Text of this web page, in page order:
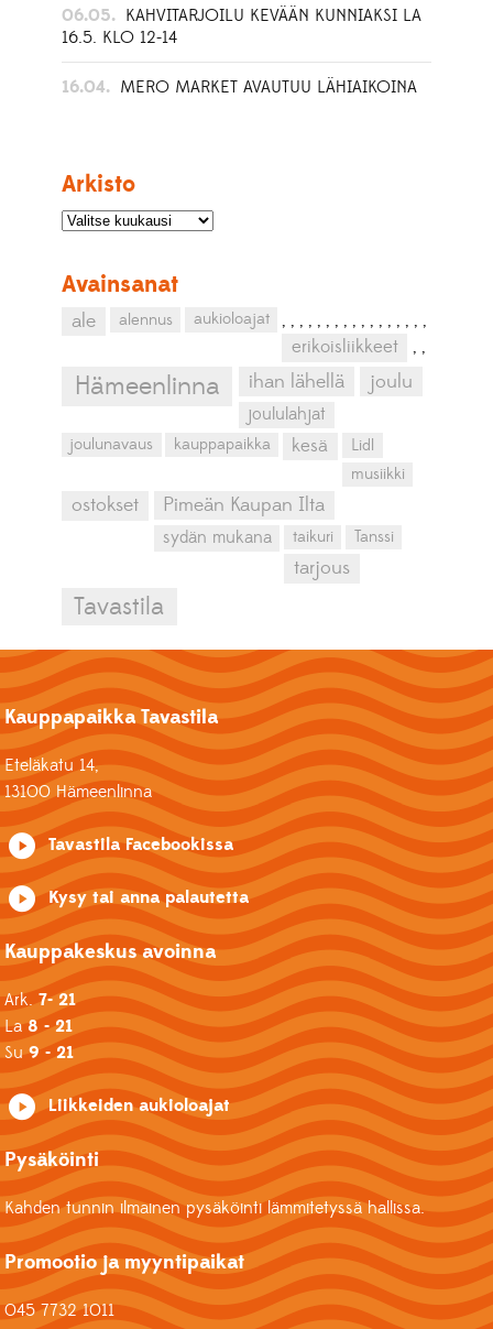
06.05. KAHVITARJOILU KEVÄÄN KUNNIAKSI LA
16.5. KLO 12-14
16.04. MERO MARKET AVAUTUU LÄHIAIKOINA
Arkisto
Avainsanat
ale ,
alennus ,
aukioloajat ,
erikoisliikkeet
,
Hämeenlinna
,
ihan lähellä
,
joulu
,
joululahjat
,
joulunavaus
,
kauppapaikka
,
kesä
,
Lidl
,
musiikki
,
ostokset
,
Pimeän Kaupan Ilta
,
sydän mukana
,
taikuri
,
Tanssi
,
tarjous
,
Tavastila
Kauppapaikka Tavastila
Eteläkatu 14,
13100 Hämeenlinna
Tavastila Facebookissa
Kysy tai anna palautetta
Kauppakeskus avoinna
Ark.7- 21
La8 - 21
Su9 - 21
Liikkeiden aukioloajat
Pysäköinti
Kahden tunnin ilmainen pysäköinti lämmitetyssä hallissa.
Promootio ja myyntipaikat
045 7732 1011